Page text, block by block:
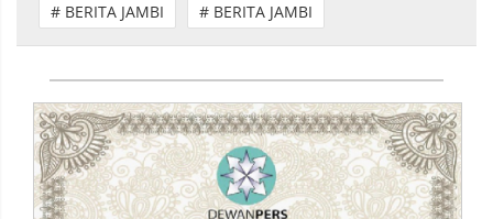
# BERITA JAMBI # BERITA JAMBI